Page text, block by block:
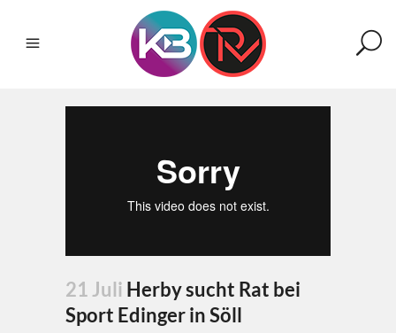
21 Juli Herby sucht Rat bei
Sport Edinger in Söll